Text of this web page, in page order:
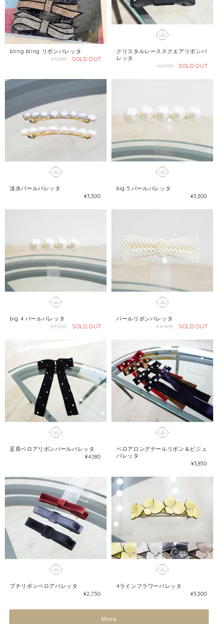
bling bling リボンバレッタ
¥3,850
SOLD OUT
クリスタルレーススクエアリボンバ
レッタ
¥4,950
SOLD OUT
淡水パールバレッタ
¥3,300
big 5 パールバレッタ
¥3,300
big 4 パールバレッタ
¥3,300
SOLD OUT
パールリボンバレッタ
¥4,400
SOLD OUT
足長ベロアリボンパールバレッタ
¥4,180
ベロアロングテールリボン＆ビジュ
バレッタ
¥3,850
プチリボンベロアバレッタ
¥2,750
4ラインフラワーバレッタ
¥3,300
More